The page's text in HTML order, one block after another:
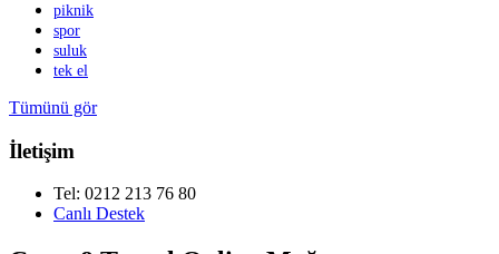
piknik
spor
suluk
tek el
Tümünü gör
İletişim
Tel: 0212 213 76 80
Canlı Destek